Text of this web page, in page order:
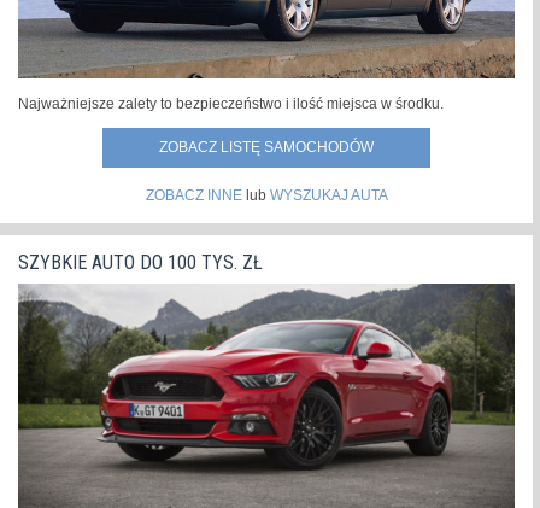
Najważniejsze zalety to bezpieczeństwo i ilość miejsca w środku.
ZOBACZ LISTĘ SAMOCHODÓW
ZOBACZ INNElub WYSZUKAJ AUTA
SZYBKIE AUTO DO 100 TYS. ZŁ